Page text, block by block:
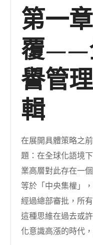
第一
覆——
譽管
輯
在展開具體策略之
題：在全球化語境
業高層對此存在一
等於「中央集權」
經過總部審批，所
這種思維在過去或
化意識高漲的時代